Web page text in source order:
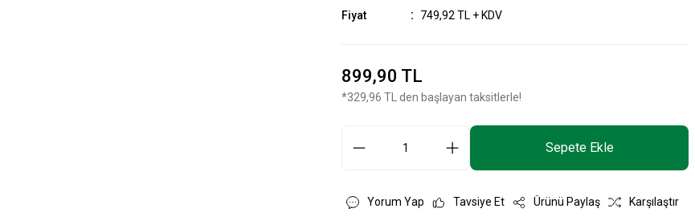
Fiyat
749,92 TL + KDV
899,90 TL
*329,96 TL den başlayan taksitlerle!
Sepete Ekle
Yorum Yap Tavsiye Et Ürünü Paylaş Karşılaştır